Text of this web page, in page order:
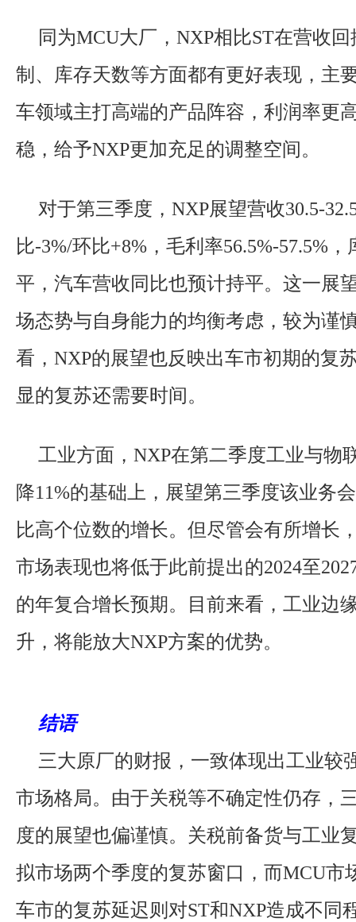
同为MCU大厂，NXP相比ST在营收
制、库存天数等方面都有更好表现，主
车领域主打高端的产品阵容，利润率更
稳，给予NXP更加充足的调整空间。
对于第三季度，NXP展望营收30.5-
比-3%/环比+8%，毛利率56.5%-57.5%
平，汽车营收同比也预计持平。这一展
场态势与自身能力的均衡考虑，较为谨
看，NXP的展望也反映出车市初期的复
显的复苏还需要时间。
工业方面，NXP在第二季度工业与物
降11%的基础上，展望第三季度该业务
比高个位数的增长。但尽管会有所增长
市场表现也将低于此前提出的2024至
的年复合增长预期。目前来看，工业边
升，将能放大NXP方案的优势。
结语
三大原厂的财报，一致体现出工业较
市场格局。由于关税等不确定性仍存，
度的展望也偏谨慎。关税前备货与工业
拟市场两个季度的复苏窗口，而MCU市
车市的复苏延迟则对ST和NXP造成不同